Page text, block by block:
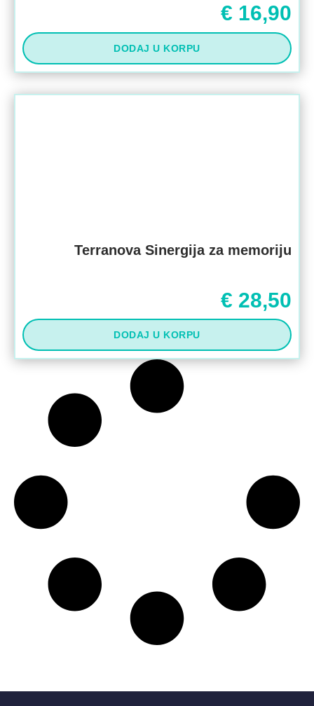
€ 16,90
DODAJ U KORPU
Terranova Sinergija za memoriju
€ 28,50
DODAJ U KORPU